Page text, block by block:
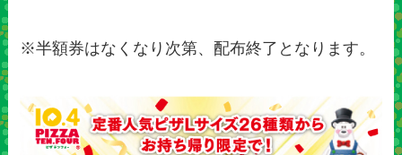
※半額券はなくなり次第、配布終了となります。